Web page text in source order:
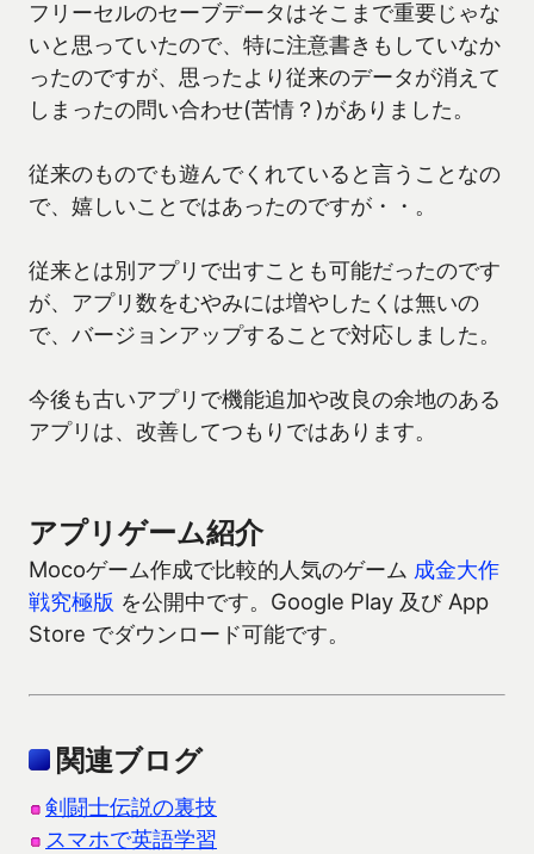
フリーセルのセーブデータはそこまで重要じゃな
いと思っていたので、特に注意書きもしていなか
ったのですが、思ったより従来のデータが消えて
しまったの問い合わせ(苦情？)がありました。
従来のものでも遊んでくれていると言うことなの
で、嬉しいことではあったのですが・・。
従来とは別アプリで出すことも可能だったのです
が、アプリ数をむやみには増やしたくは無いの
で、バージョンアップすることで対応しました。
今後も古いアプリで機能追加や改良の余地のある
アプリは、改善してつもりではあります。
アプリゲーム紹介
Mocoゲーム作成で比較的人気のゲーム 成金大作
戦究極版 を公開中です。Google Play 及び App
Store でダウンロード可能です。
関連ブログ
剣闘士伝説の裏技
スマホで英語学習